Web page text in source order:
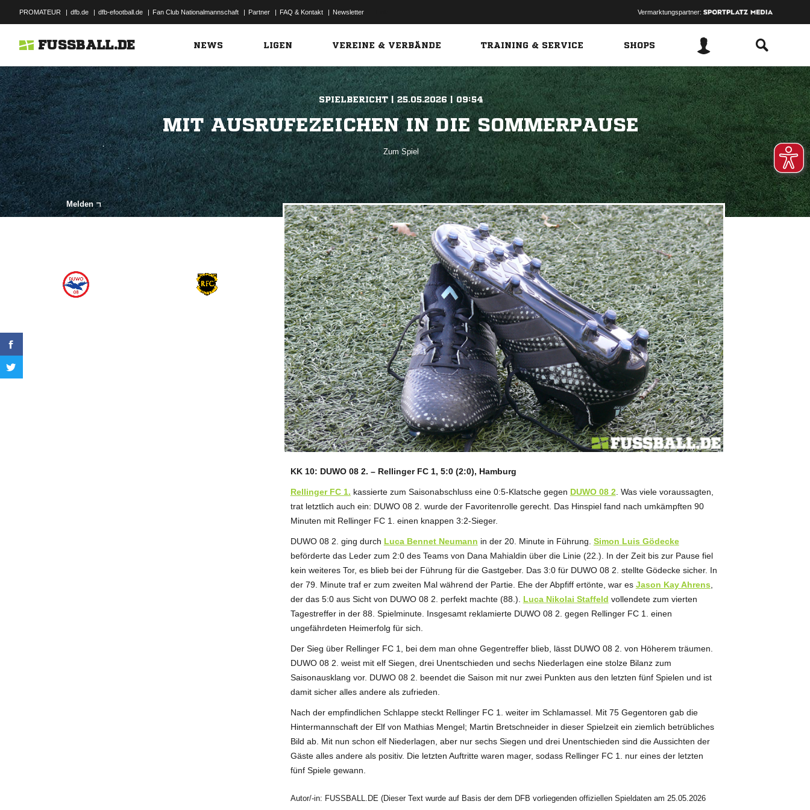
PROMATEUR | dfb.de | dfb-efootball.de | Fan Club Nationalmannschaft | Partner | FAQ & Kontakt | Newsletter Vermarktungspartner:
FUSSBALL.DE NEWS LIGEN VEREINE & VERBÄNDE TRAINING & SERVICE SHOPS
SPIELBERICHT | 25.05.2026 | 09:54
MIT AUSRUFEZEICHEN IN DIE SOMMERPAUSE
Zum Spiel
Melden
ANZEIGE
KK 10: DUWO 08 2. – Rellinger FC 1, 5:0 (2:0), Hamburg
Rellinger FC 1. kassierte zum Saisonabschluss eine 0:5-Klatsche gegen DUWO 08 2. Was viele voraussagten,
trat letztlich auch ein: DUWO 08 2. wurde der Favoritenrolle gerecht. Das Hinspiel fand nach umkämpften 90
Minuten mit Rellinger FC 1. einen knappen 3:2-Sieger.
DUWO 08 2. ging durch Luca Bennet Neumann in der 20. Minute in Führung. Simon Luis Gödecke
beförderte das Leder zum 2:0 des Teams von Dana Mahialdin über die Linie (22.). In der Zeit bis zur Pause fiel
kein weiteres Tor, es blieb bei der Führung für die Gastgeber. Das 3:0 für DUWO 08 2. stellte Gödecke sicher. In
der 79. Minute traf er zum zweiten Mal während der Partie. Ehe der Abpfiff ertönte, war es Jason Kay Ahrens
der das 5:0 aus Sicht von DUWO 08 2. perfekt machte (88.). Luca Nikolai Staffeld vollendete zum vierten
Tagestreffer in der 88. Spielminute. Insgesamt reklamierte DUWO 08 2. gegen Rellinger FC 1. einen
ungefährdeten Heimerfolg für sich.
Der Sieg über Rellinger FC 1, bei dem man ohne Gegentreffer blieb, lässt DUWO 08 2. von Höherem träumen.
DUWO 08 2. weist mit elf Siegen, drei Unentschieden und sechs Niederlagen eine stolze Bilanz zum
Saisonausklang vor. DUWO 08 2. beendet die Saison mit nur zwei Punkten aus den letzten fünf Spielen und ist
damit sicher alles andere als zufrieden.
Nach der empfindlichen Schlappe steckt Rellinger FC 1. weiter im Schlamassel. Mit 75 Gegentoren gab die
Hintermannschaft der Elf von Mathias Mengel; Martin Bretschneider in dieser Spielzeit ein ziemlich betrübliches
Bild ab. Mit nun schon elf Niederlagen, aber nur sechs Siegen und drei Unentschieden sind die Aussichten der
Gäste alles andere als positiv. Die letzten Auftritte waren mager, sodass Rellinger FC 1. nur eines der letzten
fünf Spiele gewann.
Autor/-in: FUSSBALL.DE (Dieser Text wurde auf Basis der dem DFB vorliegenden offiziellen Spieldaten am 25.05.2026